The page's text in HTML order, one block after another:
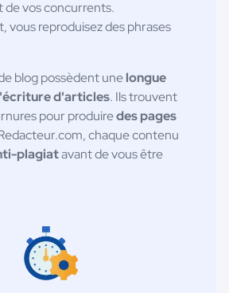
de vos concurrents.
vous reproduisez des phrases
blog possèdent unelongue
d'articles. Ils trouvent
pour produiredes pages
chaque contenu
plagiatavant de vous être